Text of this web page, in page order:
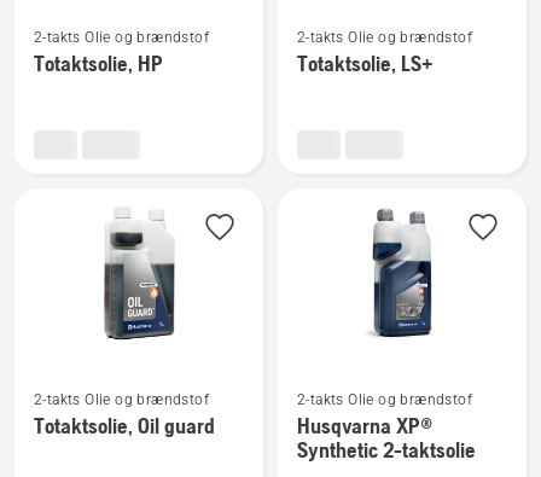
flere
detaljer
2-takts Olie og brændstof
Totaktsolie, HP
flere
detaljer
2-takts Olie og brændstof
Totaktsolie, LS+
flere
detaljer
2-takts Olie og brændstof
Totaktsolie, Oil guard
flere
detaljer
om
2-takts Olie og brændstof
Husqvarna XP®
Synthetic 2-taktsolie